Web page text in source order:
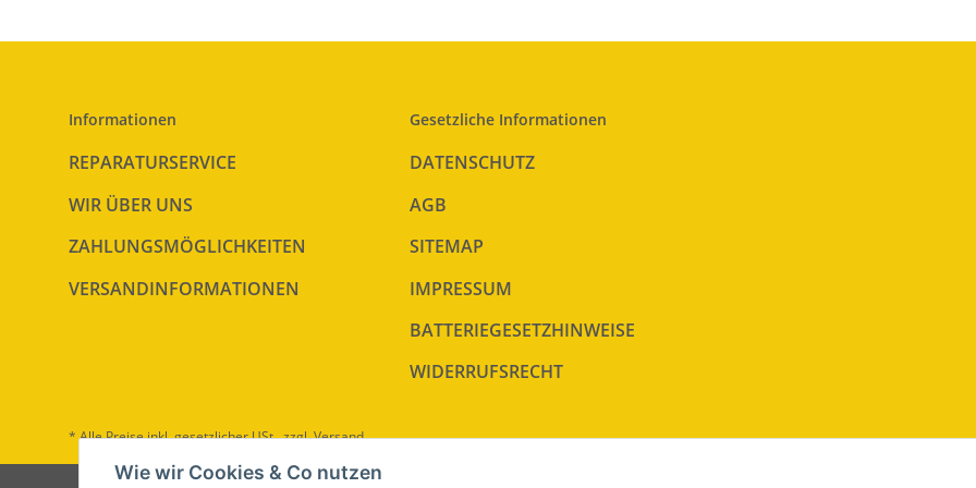
Informationen
REPARATURSERVICE
WIR ÜBER UNS
ZAHLUNGSMÖGLICHKEITEN
VERSANDINFORMATIONEN
Gesetzliche Informationen
DATENSCHUTZ
AGB
SITEMAP
IMPRESSUM
BATTERIEGESETZHINWEISE
WIDERRUFSRECHT
* Alle Preise inkl. gesetzlicher USt., zzgl.Versand
Wie wir Cookies & Co nutzen